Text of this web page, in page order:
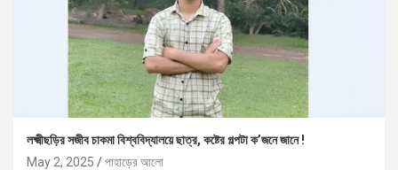
লক্ষ্মীছড়ির সজীব চাকমা বিশ্ববিদ্যালয়ে ছাত্র, কষ্টের গল্পটা ক’জনে জানে !
May 2, 2025
পাহাড়ের আলো